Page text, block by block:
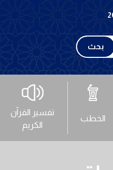
بحث
الخطب
تفسير القرآن
الكريم